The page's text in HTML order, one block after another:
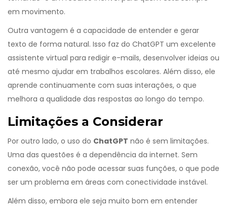
em movimento.
Outra vantagem é a capacidade de entender e gerar
texto de forma natural. Isso faz do ChatGPT um excelente
assistente virtual para redigir e-mails, desenvolver ideias ou
até mesmo ajudar em trabalhos escolares. Além disso, ele
aprende continuamente com suas interações, o que
melhora a qualidade das respostas ao longo do tempo.
Limitações a Considerar
Por outro lado, o uso do ChatGPT não é sem limitações.
Uma das questões é a dependência da internet. Sem
conexão, você não pode acessar suas funções, o que pode
ser um problema em áreas com conectividade instável.
Além disso, embora ele seja muito bom em entender